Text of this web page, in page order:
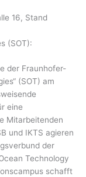
16, Stand
(SOT):
der Fraunhofer-
(SOT) am
eine
Mitarbeitenden
und IKTS agieren
der
Technology
schafft